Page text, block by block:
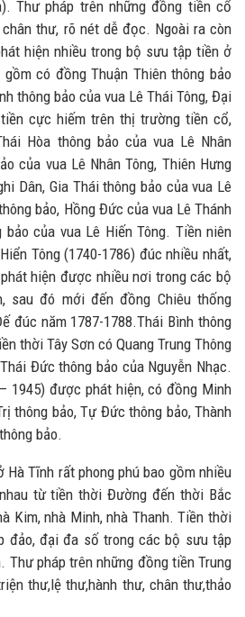
Thư pháp trên những đồng tiền cổ
thư, rõ nét dễ đọc. Ngoài ra còn
hiện nhiều trong bộ sưu tập tiền ở
có đồng Thuận Thiên thông bảo
thông bảo của vua Lê Thái Tông, Đại
cực hiếm trên thị trường tiền cổ,
Hòa thông bảo của vua Lê Nhân
của vua Lê Nhân Tông, Thiên Hưng
Dân, Gia Thái thông bảo của vua Lê
bảo, Hồng Đức của vua Lê Thánh
bảo của vua Lê Hiến Tông. Tiền niên
Tông (1740-1786) đúc nhiều nhất,
hiện được nhiều nơi trong các bộ
sau đó mới đến đồng Chiêu thống
đúc năm 1787-1788.Thái Bình thông
thời Tây Sơn có Quang Trung Thông
Đức thông bảo của Nguyễn Nhạc.
1945) được phát hiện, có đồng Minh
thông bảo, Tự Đức thông bảo, Thành
bảo.
Tĩnh rất phong phú bao gồm nhiều
từ tiền thời Đường đến thời Bắc
Kim, nhà Minh, nhà Thanh. Tiền thời
đảo, đại đa số trong các bộ sưu tập
Thư pháp trên những đồng tiền Trung
thư,lệ thư,hành thư, chân thư,thảo